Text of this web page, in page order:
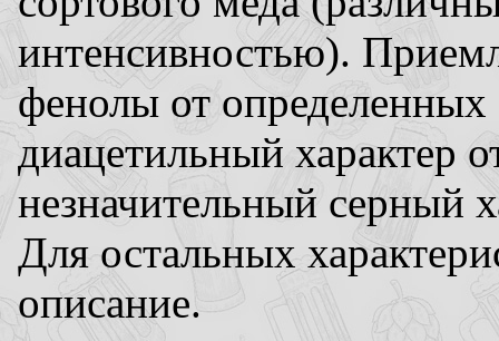
интенсивностью).
фенолы от определенных
диацетильный характер
незначительный серный
Для остальных
описание.